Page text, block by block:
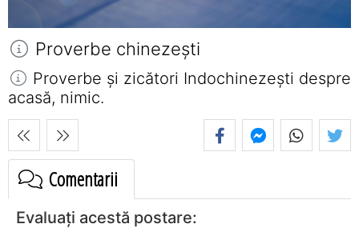
Proverbe chinezeşti
Proverbe și zicători Indochinezeşti despre
acasă, nimic.
Comentarii
Evaluați acestă postare: